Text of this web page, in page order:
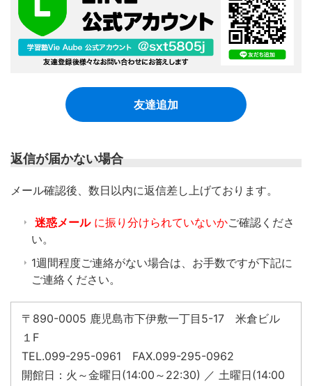
友達追加
返信が届かない場合
​メール確認後、数日以内に返信差し上げております。
迷惑メール に振り分けられていないかご確認くださ
い。
1週間程度ご連絡がない場合は、お手数ですが下記に
ご連絡ください。
〒890-0005 鹿児島市下伊敷一丁目5-17 米倉ビル
１F
TEL.099-295-0961 FAX.099-295-0962
開館日：火～金曜日(14:00～22:30) ／ 土曜日(14:00